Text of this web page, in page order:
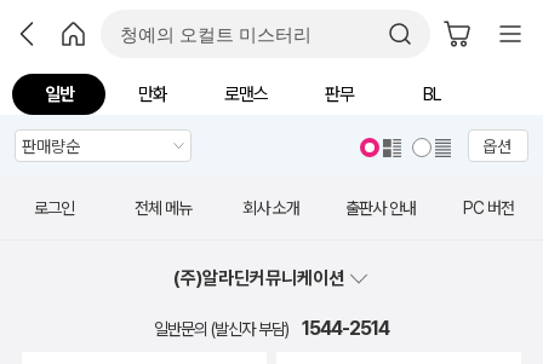
일반 만화 로맨스 판무 BL
옵션
로그인 전체 메뉴 회사 소개 출판사 안내 PC 버전
(주)알라딘커뮤니케이션
일반문의 (발신자 부담) 1544-2514